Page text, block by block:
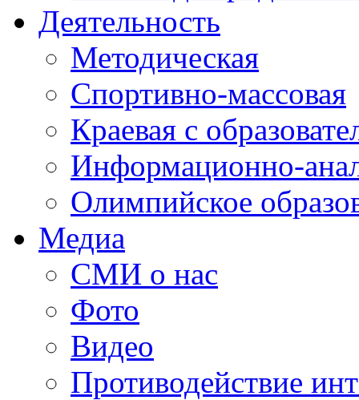
Деятельность
Методическая
Спортивно-массовая
Краевая с
Информационно-
Олимпийское
Медиа
СМИ о нас
Фото
Видео
Противодействие